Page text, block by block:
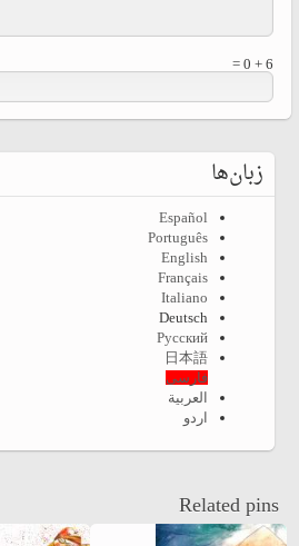
6 + 0 =
زبان‌ها
Español
Português
English
Français
Italiano
Deutsch
Русский
日本語
فارسی
العربية
اردو
Related pins